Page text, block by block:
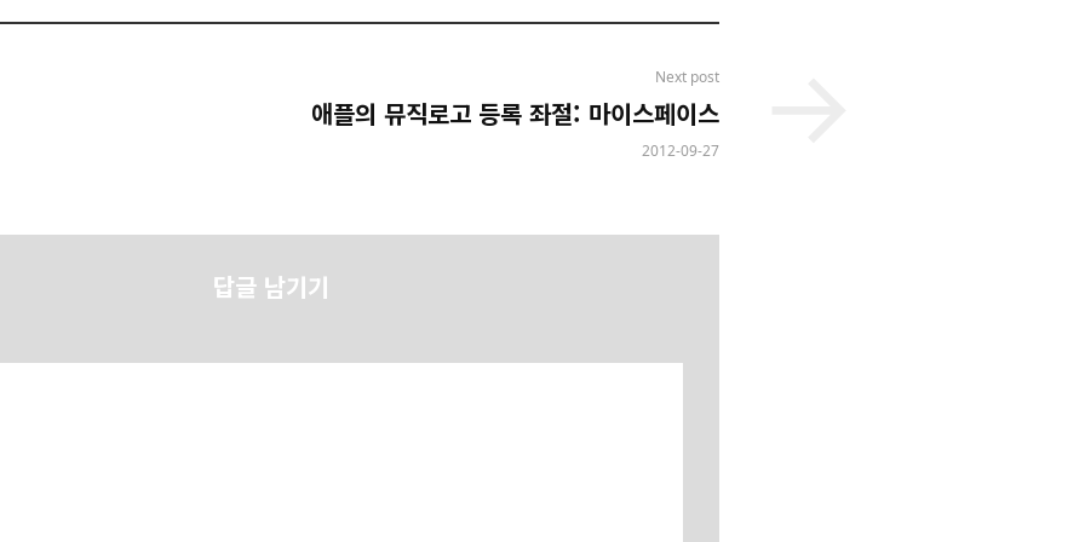
Next post
애플의 뮤직로고 등록 좌절: 마이스페이스
2012-09-27
답글 남기기